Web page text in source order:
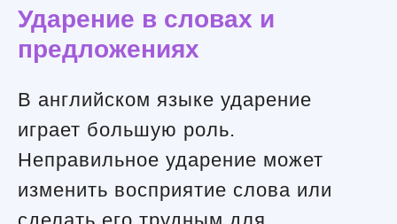
Ударение в словах и
предложениях
В английском языке ударение
играет большую роль.
Неправильное ударение может
изменить восприятие слова или